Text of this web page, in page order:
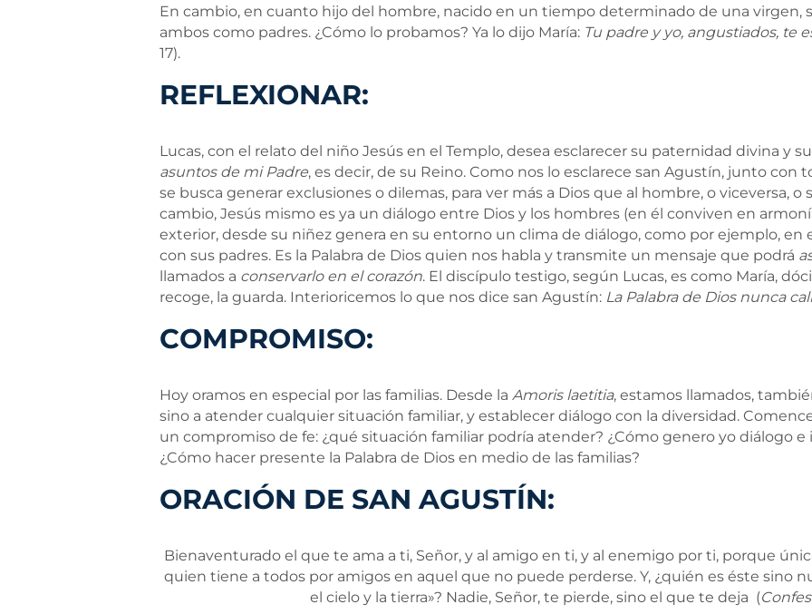
En cambio, en cuanto hijo del hombre, nacido en un tiempo determinado de una virgen,
ambos como padres. ¿Cómo lo probamos? Ya lo dijo María: Tu padre y yo, angustiados, te
17).
REFLEXIONAR:
Lucas, con el relato del niño Jesús en el Templo, desea esclarecer su paternidad divina y
asuntos de mi Padre, es decir, de su Reino. Como nos lo esclarece san Agustín, junto con
se busca generar exclusiones o dilemas, para ver más a Dios que al hombre, o viceversa, o
cambio, Jesús mismo es ya un diálogo entre Dios y los hombres (en él conviven en
exterior, desde su niñez genera en su entorno un clima de diálogo, como por ejemplo, en
con sus padres. Es la Palabra de Dios quien nos habla y transmite un mensaje que podrá
llamados a conservarlo en el corazón. El discípulo testigo, según Lucas, es como María,
recoge, la guarda. Interioricemos lo que nos dice san Agustín: La Palabra de Dios nunca
COMPROMISO:
Hoy oramos en especial por las familias. Desde la Amoris laetitia, estamos llamados,
sino a atender cualquier situación familiar, y establecer diálogo con la diversidad.
un compromiso de fe: ¿qué situación familiar podría atender? ¿Cómo genero yo diálogo
¿Cómo hacer presente la Palabra de Dios en medio de las familias?
ORACIÓN DE SAN AGUSTÍN:
Bienaventurado el que te ama a ti, Señor, y al amigo en ti, y al enemigo por ti, porque
quien tiene a todos por amigos en aquel que no puede perderse. Y, ¿quién es éste sino
el cielo y la tierra»? Nadie, Señor, te pierde, sino el que te deja (